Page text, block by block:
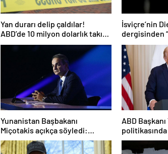
Yan durarı delip çaldılar!
ABD’de 10 milyon dolarlık takı
hırsızlığı
İsviçre’nin
dergisinden
makalesi
Yunanistan Başbakanı
Miçotakis açıkça söyledi:
Türkiye’ye karşı silahlı
kuvvetleri güçlendiriyoruz
ABD